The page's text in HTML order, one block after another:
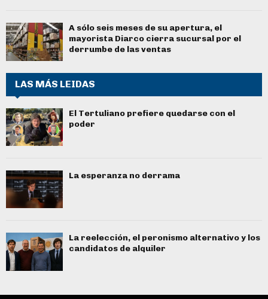
A sólo seis meses de su apertura, el
mayorista Diarco cierra sucursal por el
derrumbe de las ventas
LAS MÁS LEIDAS
El Tertuliano prefiere quedarse con el
poder
La esperanza no derrama
La reelección, el peronismo alternativo y los
candidatos de alquiler